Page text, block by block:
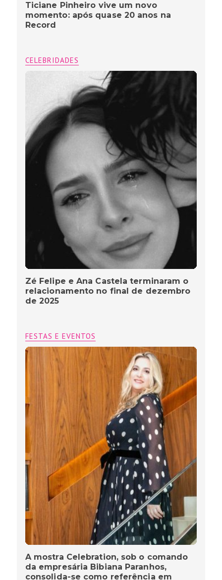
Ticiane Pinheiro vive um novo
momento: após quase 20 anos na
Record
CELEBRIDADES
Zé Felipe e Ana Castela terminaram o
relacionamento no final de dezembro
de 2025
FESTAS E EVENTOS
A mostra Celebration, sob o comando
da empresária Bibiana Paranhos,
consolida-se como referência em